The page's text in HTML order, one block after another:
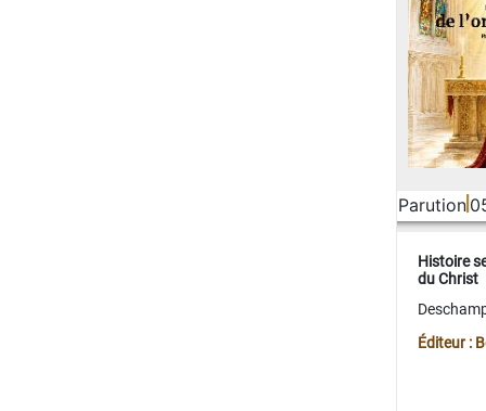
Parution
Histoire
du Christ
Éditeur :